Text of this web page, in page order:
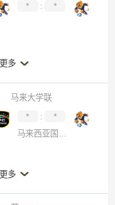
* :
*
更多
马来大学联
* :
*
更多